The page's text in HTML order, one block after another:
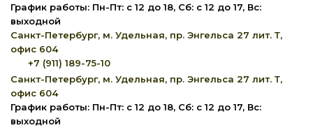
График работы: Пн-Пт: с 12 до 18, Сб: с 12 до 17, Вс:
выходной
Санкт-Петербург, м. Удельная, пр. Энгельса 27 лит. Т,
офис 604
+7 (911) 189-75-10
Санкт-Петербург, м. Удельная, пр. Энгельса 27 лит. Т,
офис 604
График работы: Пн-Пт: с 12 до 18, Сб: с 12 до 17, Вс:
выходной